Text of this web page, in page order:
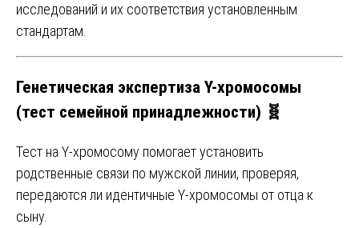
исследований и их соответствия установленным
стандартам.
Генетическая экспертиза Y-хромосомы
(тест семейной принадлежности) 🧬
Тест на Y-хромосому помогает установить
родственные связи по мужской линии, проверяя,
передаются ли идентичные Y-хромосомы от отца к
сыну.